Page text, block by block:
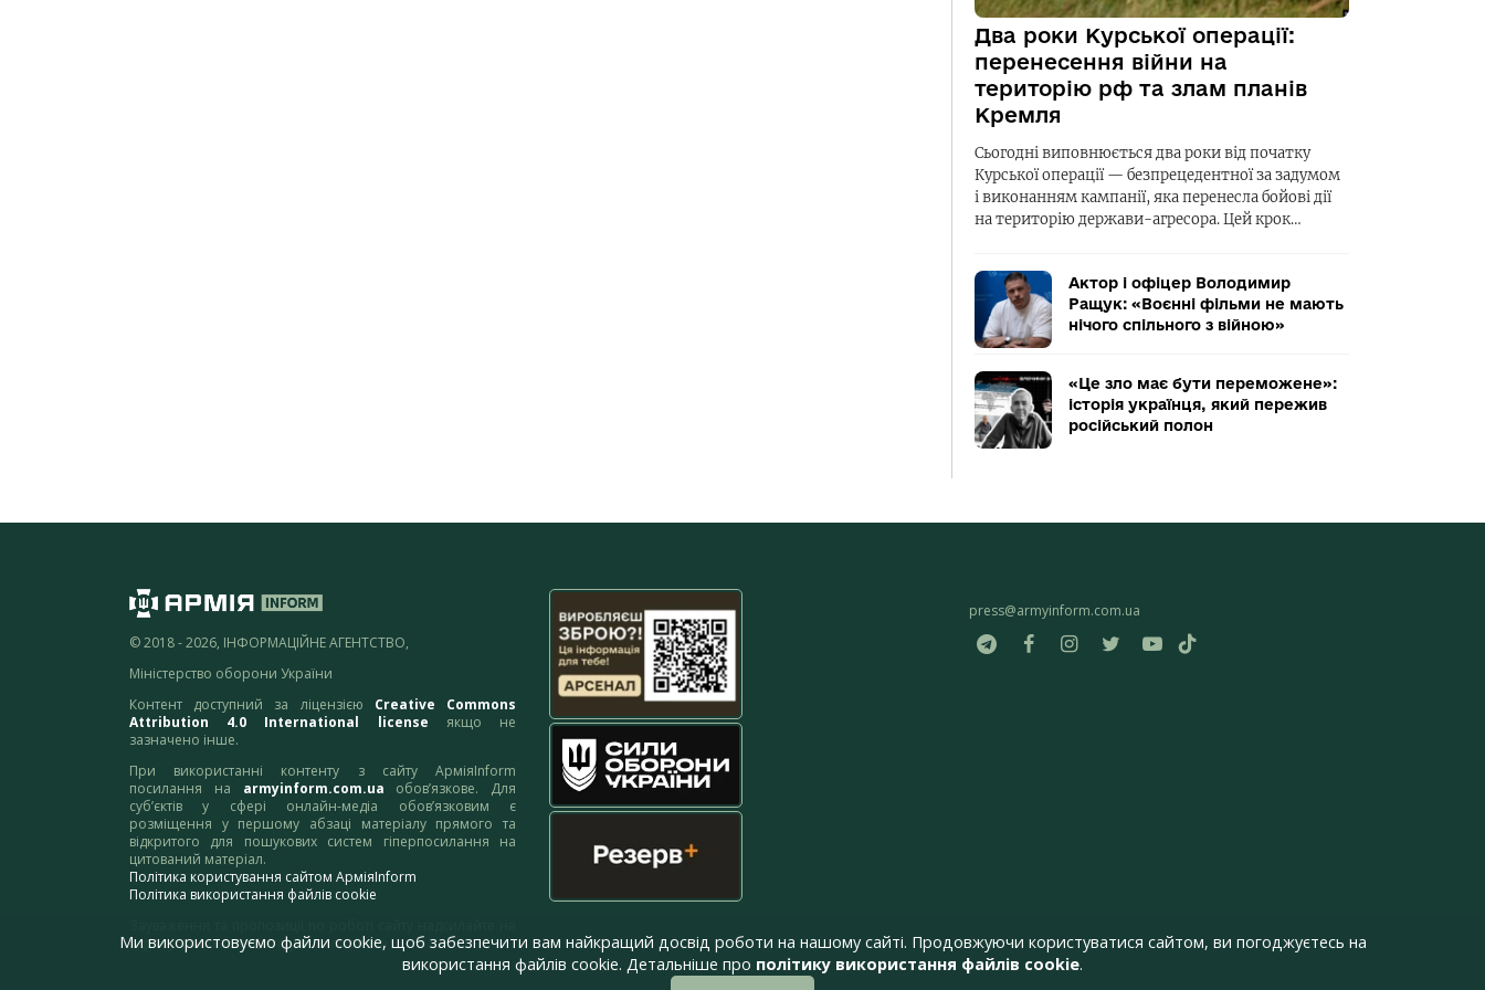
Два роки Курської операції:
перенесення війни на
територію рф та злам планів
Кремля
Сьогодні виповнюється два роки від початку
Курської операції — безпрецедентної за задумом
і виконанням кампанії, яка перенесла бойові дії
на територію держави-агресора. Цей крок…
Актор і офіцер Володимир
Ращук: «Воєнні фільми не мають
нічого спільного з війною»
«Це зло має бути переможене»:
історія українця, який пережив
російський полон
© 2018 - 2026, ІНФОРМАЦІЙНЕ АГЕНТСТВО,
Міністерство оборони України
Контент доступний за ліцензією Creative Commons
Attribution 4.0 International license якщо не
зазначено інше.
При використанні контенту з сайту АрміяInform
посилання на armyinform.com.ua обов’язкове. Для
суб’єктів у сфері онлайн-медіа обов’язковим є
розміщення у першому абзаці матеріалу прямого та
відкритого для пошукових систем гіперпосилання на
цитований матеріал.
Політика користування сайтом АрміяInform
Політика використання файлів cookie
адресу:webmaster@armyinform.com.ua
press@armyinform.com.ua
Ми використовуємо файли cookie, щоб забезпечити вам найкращий досвід роботи на нашому сайті. Продовжуючи користуватися сайтом, ви погоджуєтесь на
використання файлів cookie. Детальніше про політику використання файлів cookie.